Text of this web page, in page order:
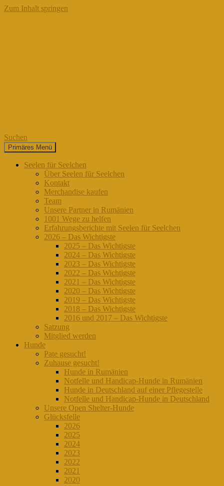
Zum Inhalt springen
Seelen für Seelchen
Suchen
Primäres Menü
Seelen für Seelchen
Über Seelen für Seelchen
Kontakt
Merchandise kaufen
Team
Unsere Partner in Rumänien
1001 Wege zu helfen
Erfahrungsberichte mit Seelen für Seelchen
2026 – Das Wichtigste
2025 – Das Wichtigste
2024 – Das Wichtigste
2023 – Das Wichtigste
2022 – Das Wichtigste
2021 – Das Wichtigste
2020 – Das Wichtigste
2019 – Das Wichtigste
2018 – Das Wichtigste
2016 und 2017 – Das Wichtigste
Satzung
Mitglied werden
Hunde
Pate gesucht!
Zuhause gesucht!
Hunde in Rumänien
Notfelle und Handicap-Hunde in Rumänien
Hunde in Deutschland auf einer Pflegestelle
Notfelle und Handicap-Hunde in Deutschland
Unsere Open Shelter-Hunde
Glücksfelle
2026
2025
2024
2023
2022
2021
2020